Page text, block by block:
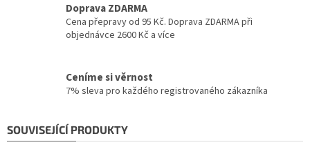
Doprava ZDARMA
Cena přepravy od 95 Kč. Doprava ZDARMA při
objednávce 2600 Kč a více
Ceníme si věrnost
7% sleva pro každého registrovaného zákazníka
SOUVISEJÍCÍ PRODUKTY